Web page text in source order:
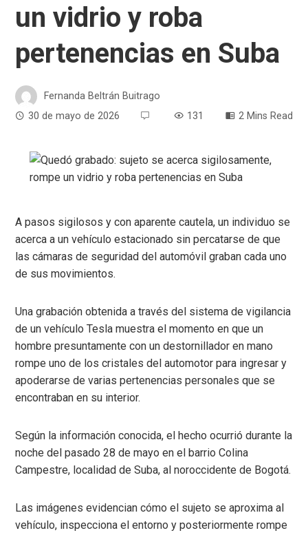
un vidrio y roba
pertenencias en Suba
Fernanda Beltrán Buitrago
30 de mayo de 2026
131 2 Mins Read
A pasos sigilosos y con aparente cautela, un individuo se
acerca a un vehículo estacionado sin percatarse de que
las cámaras de seguridad del automóvil graban cada uno
de sus movimientos.
Una grabación obtenida a través del sistema de vigilancia
de un vehículo Tesla muestra el momento en que un
hombre presuntamente con un destornillador en mano
rompe uno de los cristales del automotor para ingresar y
apoderarse de varias pertenencias personales que se
encontraban en su interior.
Según la información conocida, el hecho ocurrió durante la
noche del pasado 28 de mayo en el barrio Colina
Campestre, localidad de Suba, al noroccidente de Bogotá.
Las imágenes evidencian cómo el sujeto se aproxima al
vehículo, inspecciona el entorno y posteriormente rompe